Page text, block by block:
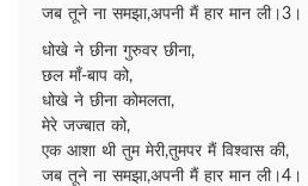
जब तूने ना समझा,अपनी मैं हार मान ली।3।
धोखे ने छीना गुरुवर छीना,
छल माँ-बाप को,
धोखे ने छीना कोमलता,
मेरे जज्बात को,
एक आशा थी तुम मेरी,तुमपर मैं विश्वास की,
जब तूने ना समझा,अपनी मैं हार मान ली।4।